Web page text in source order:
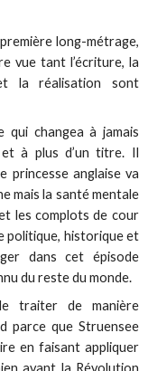
première long-métrage,
vue tant l’écriture, la
la réalisation sont
qui changea à jamais
et à plus d’un titre. Il
princesse anglaise va
mais la santé mentale
les complots de cour
politique, historique et
dans cet épisode
du reste du monde.
traiter de manière
parce que Struensee
en faisant appliquer
avant la Révolution